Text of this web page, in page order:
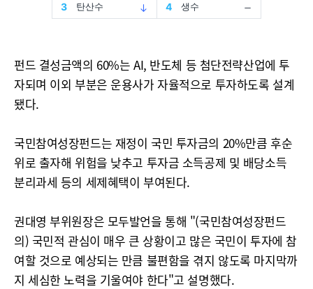
펀드 결성금액의 60%는 AI, 반도체 등 첨단전략산업에 투
자되며 이외 부분은 운용사가 자율적으로 투자하도록 설계
됐다.
국민참여성장펀드는 재정이 국민 투자금의 20%만큼 후순
위로 출자해 위험을 낮추고 투자금 소득공제 및 배당소득
분리과세 등의 세제혜택이 부여된다.
권대영 부위원장은 모두발언을 통해 "(국민참여성장펀드
의) 국민적 관심이 매우 큰 상황이고 많은 국민이 투자에 참
여할 것으로 예상되는 만큼 불편함을 겪지 않도록 마지막까
지 세심한 노력을 기울여야 한다"고 설명했다.